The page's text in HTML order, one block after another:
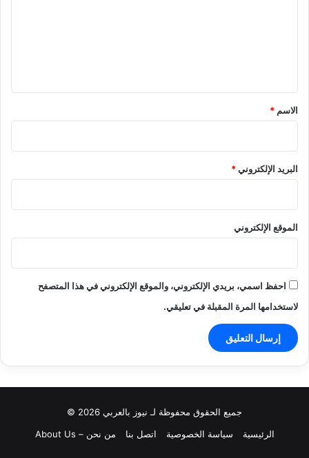
*
الاسم *
البريد الإلكتروني*
الموقع الإلكتروني
احفظ اسمي، بريدي الإلكتروني، والموقع الإلكتروني في هذا المتصفح
لاستخدامها المرة المقبلة في تعليقي.
جميع الحقوق محفوظة لـ نيوز بالعربي 2026 ©
الرئيسية
سياسة الخصوصية اتصل بنا من نحن – About Us